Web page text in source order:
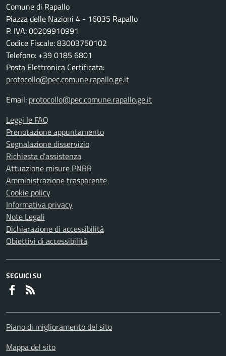
Comune di Rapallo
Piazza delle Nazioni 4 - 16035 Rapallo
P. IVA: 00209910991
Codice Fiscale: 83003750102
Telefono: +39 0185 6801
Posta Elettronica Certificata:
protocollo@pec.comune.rapallo.ge.it
Email: protocollo@pec.comune.rapallo.ge.it
Leggi le FAQ
Prenotazione appuntamento
Segnalazione disservizio
Richiesta d'assistenza
Attuazione misure PNRR
Amministrazione trasparente
Cookie policy
Informativa privacy
Note Legali
Dichiarazione di accessibilità
Obiettivi di accessibilità
SEGUICI SU
Faceboook
Piano di miglioramento del sito
Mappa del sito